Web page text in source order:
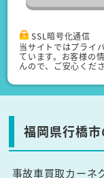
SSL暗号化通信
当サイトではプライ
ています。お客様の
んので、ご安心くださ
福岡県行橋
事故車買取カーネ